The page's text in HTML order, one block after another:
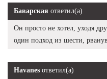
Баварская ответил(а)
Он просто не хотел, уходя
один подход из шести,
Havanes ответил(а)